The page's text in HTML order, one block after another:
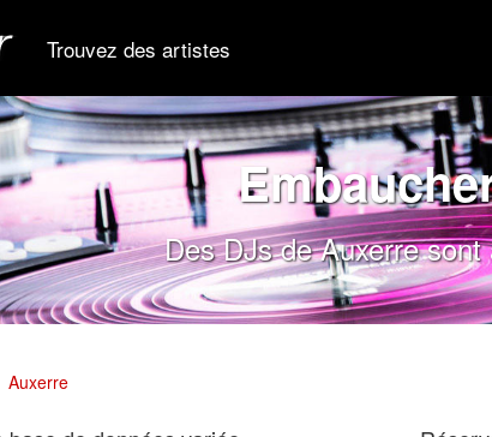
Trouvez des artistes
Des DJs de Auxerre
Auxerre